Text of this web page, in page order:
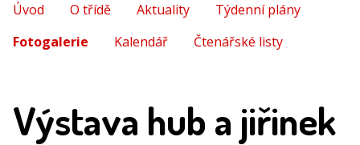
Úvod O třídě Aktuality
Týdenní plány
Fotogalerie (aktuální)
Kalendář Čtenářské listy
Výstava hub a jiřinek